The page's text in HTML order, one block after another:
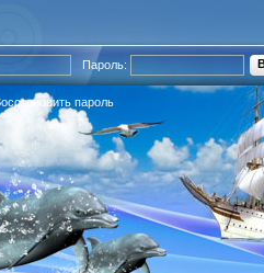
Пароль:
пароль